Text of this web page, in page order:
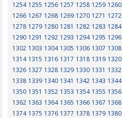
1254 1255 1256 1257 1258 1259 1260
1266 1267 1268 1269 1270 1271 1272
1278 1279 1280 1281 1282 1283 1284
1290 1291 1292 1293 1294 1295 1296
1302 1303 1304 1305 1306 1307 1308
1314 1315 1316 1317 1318 1319 1320
1326 1327 1328 1329 1330 1331 1332
1338 1339 1340 1341 1342 1343 1344
1350 1351 1352 1353 1354 1355 1356
1362 1363 1364 1365 1366 1367 1368
1374 1375 1376 1377 1378 1379 1380